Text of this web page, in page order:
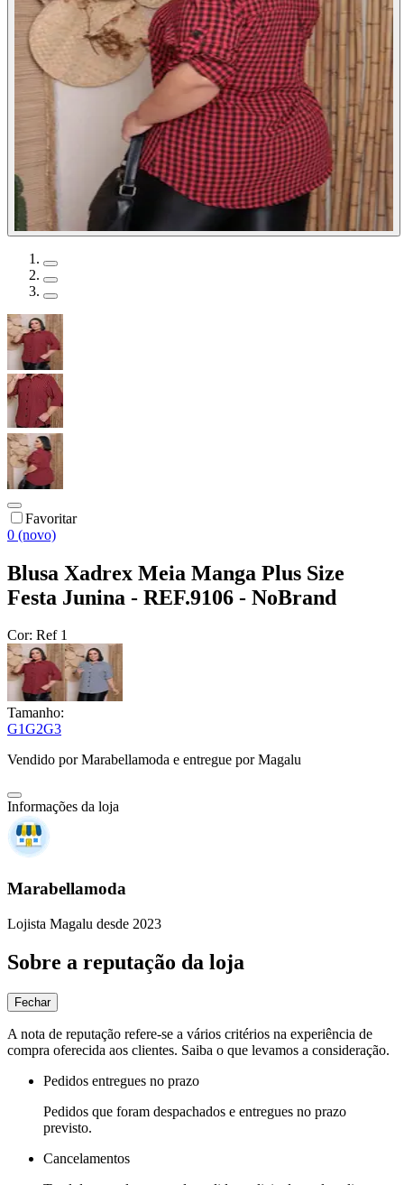
Favoritar
0 (novo)
Blusa Xadrex Meia Manga Plus Size
Festa Junina - REF.9106 - NoBrand
Cor: Ref 1
Tamanho:
G1G2G3
Vendido porMarabellamoda e entregue por Magalu
Informações da loja
Marabellamoda
Lojista Magalu desde 2023
Sobre a reputação da loja
Fechar
A nota de reputação refere-se a vários critérios na experiência de
compra oferecida aos clientes. Saiba o que levamos a consideração.
Pedidos entregues no prazo
Pedidos que foram despachados e entregues no prazo
previsto.
Cancelamentos